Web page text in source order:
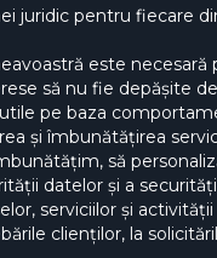
juridic pentru fiecare
este
să nu fie depășite
pe baza
și îmbunătățirea
să
datelor și a
serviciilor și activității
clienților, la